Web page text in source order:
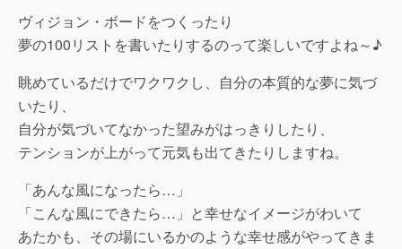
ヴィジョン・ボードをつくったり
夢の100リストを書いたりするのって楽しいですよね～♪
眺めているだけでワクワクし、自分の本質的な夢に気づ
いたり、
自分が気づいてなかった望みがはっきりしたり、
テンションが上がって元気も出てきたりしますね。
「あんな風になったら…」
「こんな風にできたら…」と幸せなイメージがわいて
あたかも、その場にいるかのような幸せ感がやってきま